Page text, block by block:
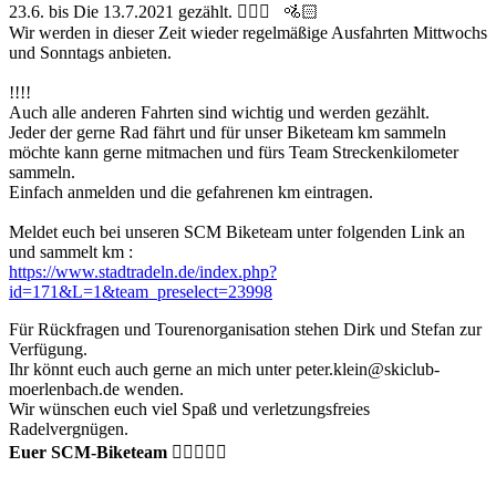
23.6. bis Die 13.7.2021 gezählt. 🚴🏻‍♀️ 🚵🏻
Wir werden in dieser Zeit wieder regelmäßige Ausfahrten Mittwochs
und Sonntags anbieten.
!!!!
Auch alle anderen Fahrten sind wichtig und werden gezählt.
Jeder der gerne Rad fährt und für unser Biketeam km sammeln
möchte kann gerne mitmachen und fürs Team Streckenkilometer
sammeln.
Einfach anmelden und die gefahrenen km eintragen.
Meldet euch bei unseren SCM Biketeam unter folgenden Link an
und sammelt km :
https://www.stadtradeln.de/index.php?
id=171&L=1&team_preselect=23998
Für Rückfragen und Tourenorganisation stehen Dirk und Stefan zur
Verfügung.
Ihr könnt euch auch gerne an mich unter peter.klein@skiclub-
moerlenbach.de wenden.
Wir wünschen euch viel Spaß und verletzungsfreies
Radelvergnügen.
Euer SCM-Biketeam 🙋‍♂️🚵🏻‍♀️